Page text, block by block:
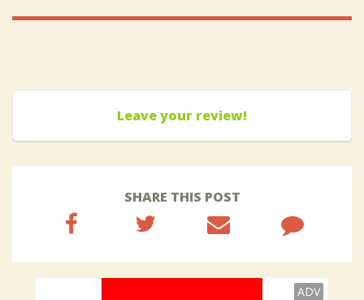
Leave your review!
SHARE THIS POST
ADV